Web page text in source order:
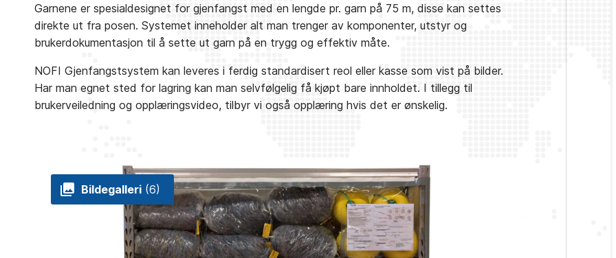
Garnene er spesialdesignet for gjenfangst med en lengde pr. garn på 75 m, disse kan settes
direkte ut fra posen. Systemet inneholder alt man trenger av komponenter, utstyr og
brukerdokumentasjon til å sette ut garn på en trygg og effektiv måte.
NOFI Gjenfangstsystem kan leveres i ferdig standardisert reol eller kasse som vist på bilder.
Har man egnet sted for lagring kan man selvfølgelig få kjøpt bare innholdet. I tillegg til
brukerveiledning og opplæringsvideo, tilbyr vi også opplæring hvis det er ønskelig.
Bildegalleri (6)